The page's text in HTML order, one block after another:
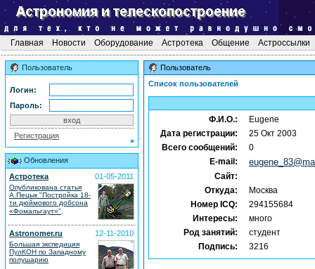
Главная Новости Оборудование Астротека Общение Астроссылки
Пользователь
Логин:
Пароль:
Регистрация
Обновления
Астротека
01-05-2011
Опубликована статья
А.Пецык "Постройка 18-
ти дюймового добсона
«Фомальгаут»"
Astronomer.ru 12-11-2010
Большая экспедиция
ПулКОН по Западному
полушарию
Пользователь
Список пользователей
Ф.И.О.:
Eugene
Дата регистрации:
25 Окт 2003
Всего сообщений:
0
E-mail:
Сайт:
Откуда:
Москва
Номер ICQ:
294155684
Интересы:
много
Род занятий:
студент
Подпись:
3216